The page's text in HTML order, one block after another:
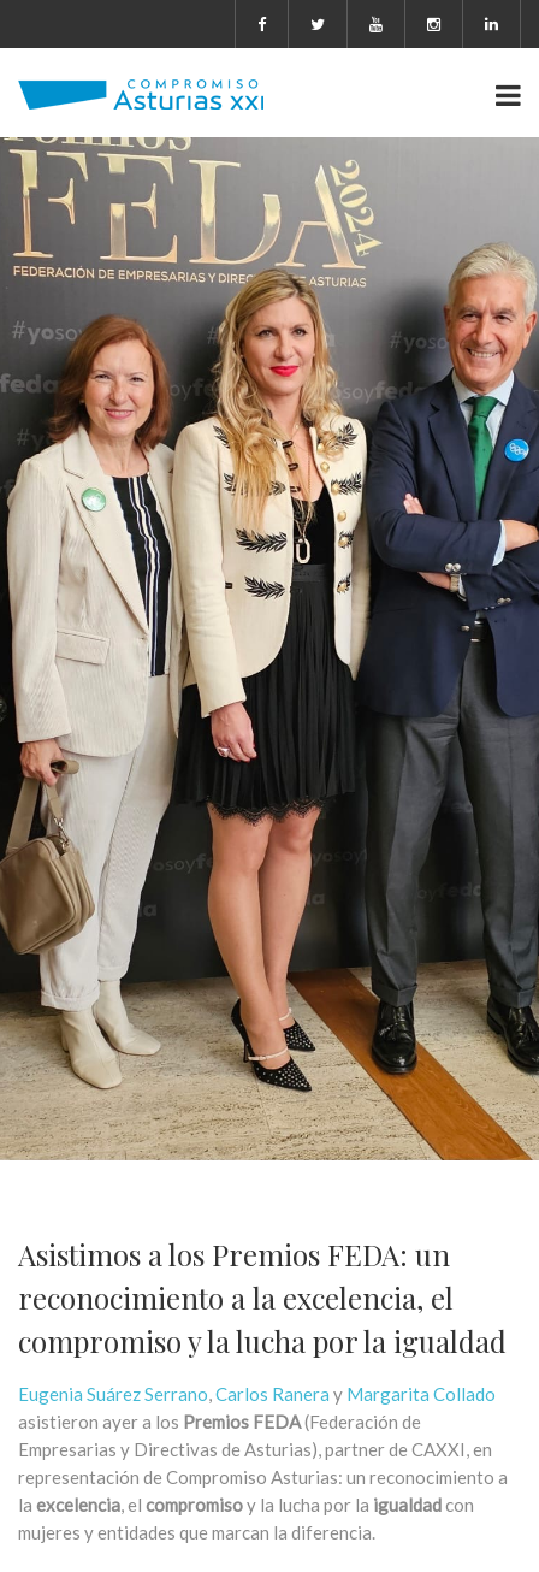
Asistimos a los Premios FEDA: un
reconocimiento a la excelencia, el
compromiso y la lucha por la igualdad
Eugenia Suárez Serrano,Carlos Ranera y Margarita Collado
asistieron ayer a los Premios FEDA(Federación de
Empresarias y Directivas de Asturias), partner de CAXXI, en
representación de Compromiso Asturias: un reconocimiento a
la excelencia, el compromisoy la lucha por la igualdadcon
mujeres y entidades que marcan la diferencia.